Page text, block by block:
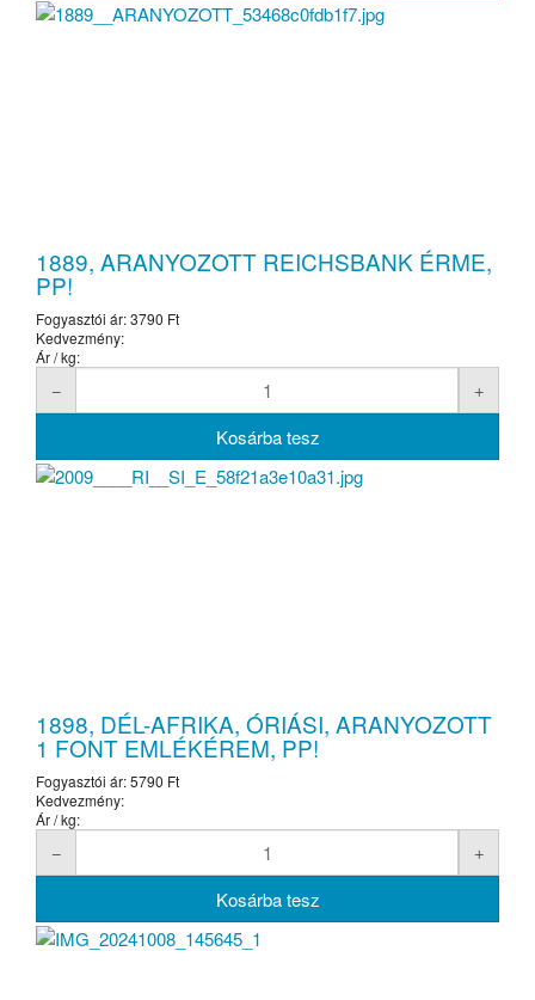
1889, ARANYOZOTT REICHSBANK ÉRME,
PP!
Fogyasztói ár:3790 Ft
Kedvezmény:
Ár / kg:
1898, DÉL-AFRIKA, ÓRIÁSI, ARANYOZOTT
1 FONT EMLÉKÉREM, PP!
Fogyasztói ár:5790 Ft
Kedvezmény:
Ár / kg: